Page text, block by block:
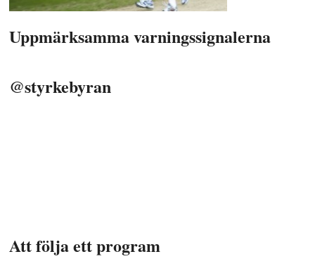
Uppmärksamma varningssignalerna
@styrkebyran
Att följa ett program